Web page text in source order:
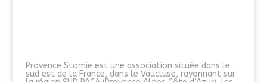
Provence Stomie est une association située dans le
sud est de la France, dans le Vaucluse, rayonnant sur